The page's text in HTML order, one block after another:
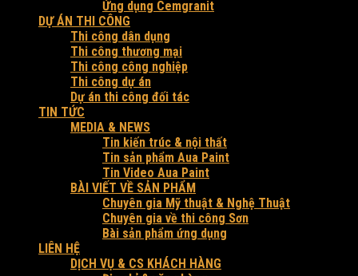
Ứng dụng Cemgranit
DỰ ÁN THI CÔNG
Thi công dân dụng
Thi công thương mại
Thi công công nghiệp
Thi công dự án
Dự án thi công đối tác
TIN TỨC
MEDIA & NEWS
Tin kiến trúc & nội thất
Tin sản phẩm Aua Paint
Tin Video Aua Paint
BÀI VIẾT VỀ SẢN PHẨM
Chuyên gia Mỹ thuật & Nghệ Thuật
Chuyên gia về thi công Sơn
Bài sản phẩm ứng dụng
LIÊN HỆ
DỊCH VỤ & CS KHÁCH HÀNG